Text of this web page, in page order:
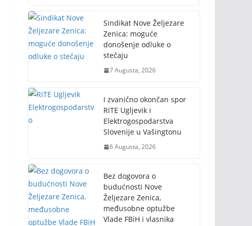
Sindikat Nove Željezare
Zenica: moguće
donošenje odluke o
stečaju
7 Augusta, 2026
I zvanično okončan spor
RiTE Ugljevik i
Elektrogospodarstva
Slovenije u Vašingtonu
6 Augusta, 2026
Bez dogovora o
budućnosti Nove
Željezare Zenica,
međusobne optužbe
Vlade FBiH i vlasnika